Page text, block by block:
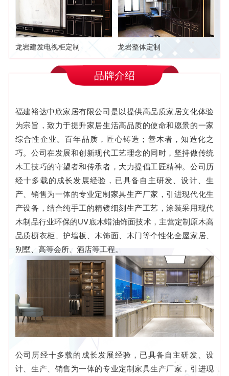
龙岩建发电视柜定制 龙岩整体定制
品牌介绍
福建裕达中欣家居有限公司是以提供高品质家居文化体验
为宗旨，致力于提升家居生活高品质的使命和愿景的一家
综合性企业。百年品质，匠心铸造；善木者，知造化之
巧。公司在发展和创新现代工艺理念的同时，坚持做传统
木工技巧的守望者和传承者，大力提倡工匠精神。公司历
经十多载的成长发展经验，已具备自主研发、设计、生
产、销售为一体的专业定制家具生产厂家，引进现代化生
产设备，结合纯手工的精镂细刻生产工艺，涂装采用现代
木制品行业环保的UV底木蜡油饰面技术，主营定制原木高
品质橱衣柜、护墙板、木饰面、木门等个性化全屋家居、
别墅、高等会所、酒店等工程。
公司历经十多载的成长发展经验，已具备自主研发、设
计、生产、销售为一体的专业定制家具生产厂家，引进现